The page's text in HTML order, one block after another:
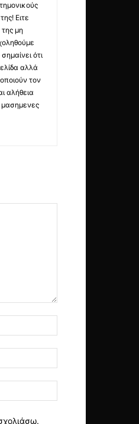
Ειτε
μη
ότι
αλλά
τον
αλήθεια
μασημενες